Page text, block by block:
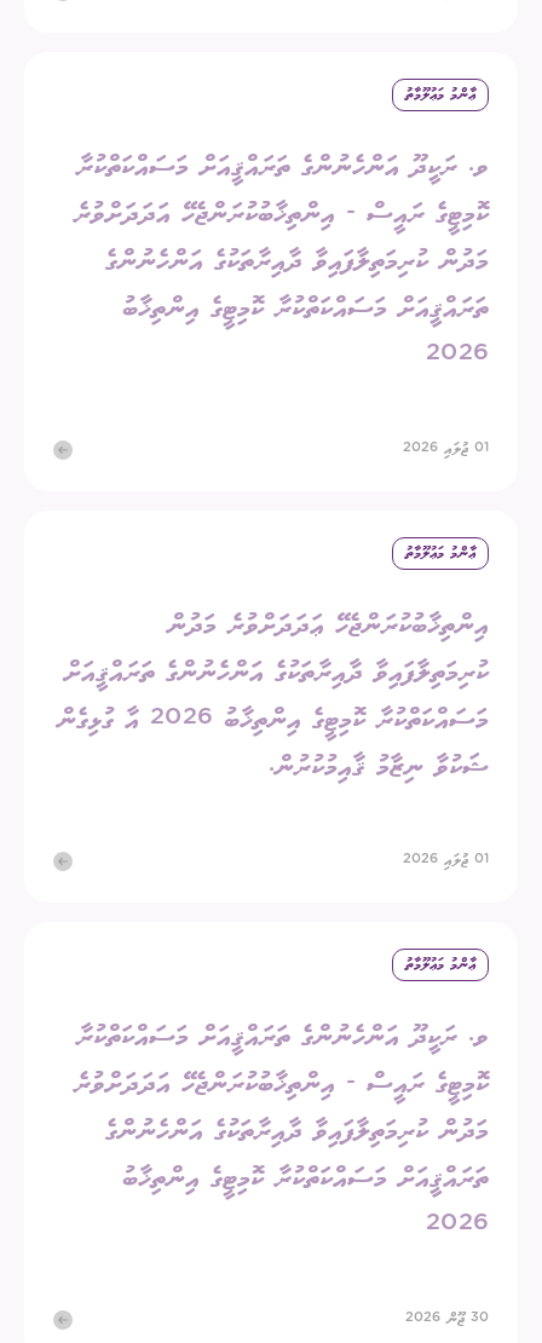
ޢާންމު މަޢުލޫމާތު
ވ. ރަކީދޫ އަންހެނުންގެ ތަރައްޤީއަށް މަސައްކަތްކުރާ
ކޮމިޓީގެ ރައީސް - އިންތިޚާބުކުރަންޖެހޭ އަދަދަށްވުރެ
މަދުން ކުރިމަތިލާފައިވާ ދާއިރާތަކުގެ އަންހެނުންގެ
ތަރައްޤީއަށް މަސައްކަތްކުރާ ކޮމިޓީގެ އިންތިޚާބު
2026
01 ޖުލައި 2026
ޢާންމު މަޢުލޫމާތު
އިންތިޚާބުކުރަންޖެހޭ ޢަދަދަށްވުރެ މަދުން
ކުރިމަތިލާފައިވާ ދާއިރާތަކުގެ އަންހެނުންގެ ތަރައްޤީއަށް
މަސައްކަތްކުރާ ކޮމިޓީގެ އިންތިޚާބު 2026 އާ ގުޅިގެން
ޝަކުވާ ނިޒާމު ޤާއިމުކުރުން.
01 ޖުލައި 2026
ޢާންމު މަޢުލޫމާތު
ވ. ރަކީދޫ އަންހެނުންގެ ތަރައްޤީއަށް މަސައްކަތްކުރާ
ކޮމިޓީގެ ރައީސް - އިންތިޚާބުކުރަންޖެހޭ އަދަދަށްވުރެ
މަދުން ކުރިމަތިލާފައިވާ ދާއިރާތަކުގެ އަންހެނުންގެ
ތަރައްޤީއަށް މަސައްކަތްކުރާ ކޮމިޓީގެ އިންތިޚާބު
2026
30 ޖޫން 2026